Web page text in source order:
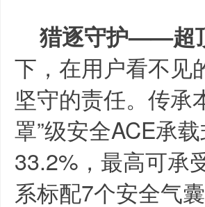
猎逐守护——超
下，在用户看不见
坚守的责任。传承
罩”级安全ACE承
33.2%，最高可承
系标配7个安全气